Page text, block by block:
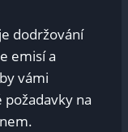
dodržování
emisí a
vámi⁤
na